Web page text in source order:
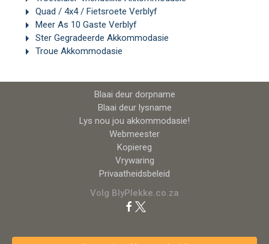
Quad / 4x4 / Fietsroete Verblyf
Meer As 10 Gaste Verblyf
Ster Gegradeerde Akkommodasie
Troue Akkommodasie
Blaai deur dorpname
Blaai deur lysname
Lys nou jou akkommodasie!
Webmeester
Kopiereg
Vrywaring
Privaatheidsbeleid
Volg BlyPlekke.co.za